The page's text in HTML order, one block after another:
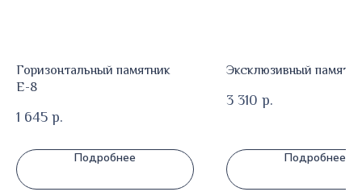
Горизонтальный памятник
Е-8
1 645 р.
Подробнее
Эксклюзивный
3 310 р.
Подробнее